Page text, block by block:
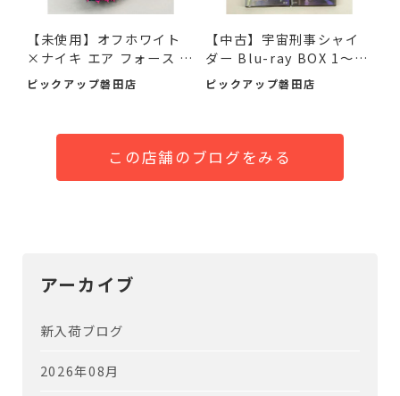
【未使用】オフホワイト
×ナイキ エア フォース 1
M...
ピックアップ磐田店
【中古】宇宙刑事シャイ
ダー Blu-ray BOX 1～3
デ...
ピックアップ磐田店
この店舗のブログをみる
アーカイブ
新入荷ブログ
2026年08月